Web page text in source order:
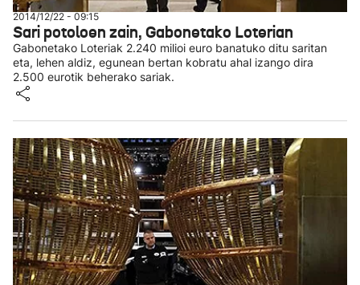
2014/12/22 - 09:15
Sari potoloen zain, Gabonetako Loterian
Gabonetako Loteriak 2.240 milioi euro banatuko ditu saritan
eta, lehen aldiz, egunean bertan kobratu ahal izango dira
2.500 eurotik beherako sariak.